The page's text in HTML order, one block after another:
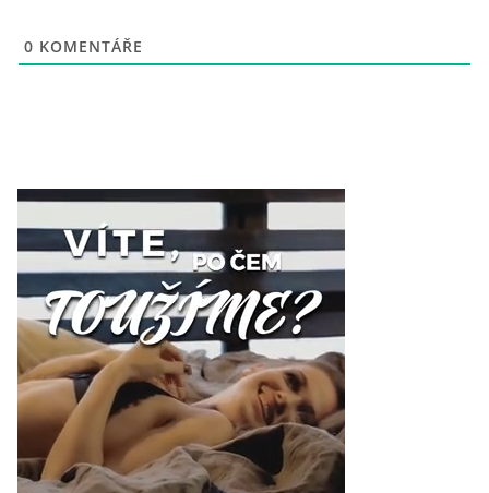
0 KOMENTÁŘE